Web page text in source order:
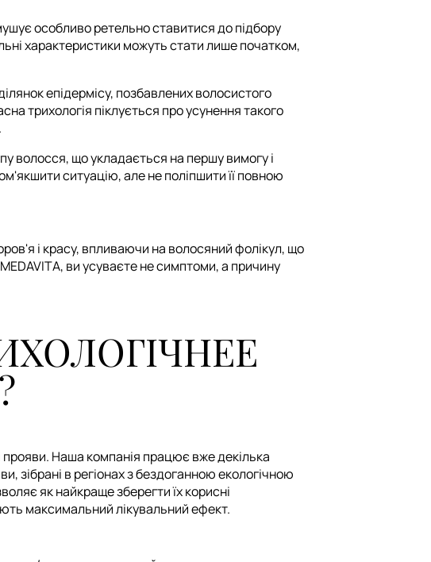
особливо ретельно ставитися до підбору
характеристики можуть стати лише початком,
епідермісу, позбавлених волосистого
трихологія піклується про усунення такого
волосся, що укладається на першу вимогу і
ситуацію, але не поліпшити її повною
і красу, впливаючи на волосяний фолікул, що
ви усуваєте не симптоми, а причину
Наша компанія працює вже декілька
зібрані в регіонах з бездоганною екологічною
як найкраще зберегти їх корисні
максимальний лікувальний ефект.